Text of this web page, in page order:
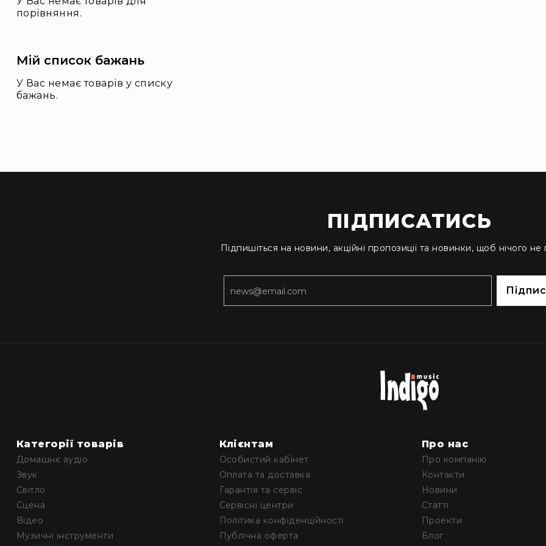
і
о
ц
Новини
порівняння.
Мій список бажань
У Вас немає товарів у списку
бажань.
ПІДПИСАТИСЬ
Підпишіться на новини, акційні пропозиції та новинки, щоб нічого не
Категорії товарів
Домашнє аудіо
Звук
Світло
Сцена
Відео
Музичні інструменти
Клієнтам
Особистий кабінет
Оплата та доставка
Гарантія та сервіс
Сервісні центри
Політика конфіденційності
Публічна оферта
Про нас
Про компанію
Контакти
Новини
Статті
Проекти
Блог